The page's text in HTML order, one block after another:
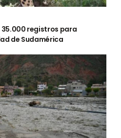
registros para
de Sudamérica